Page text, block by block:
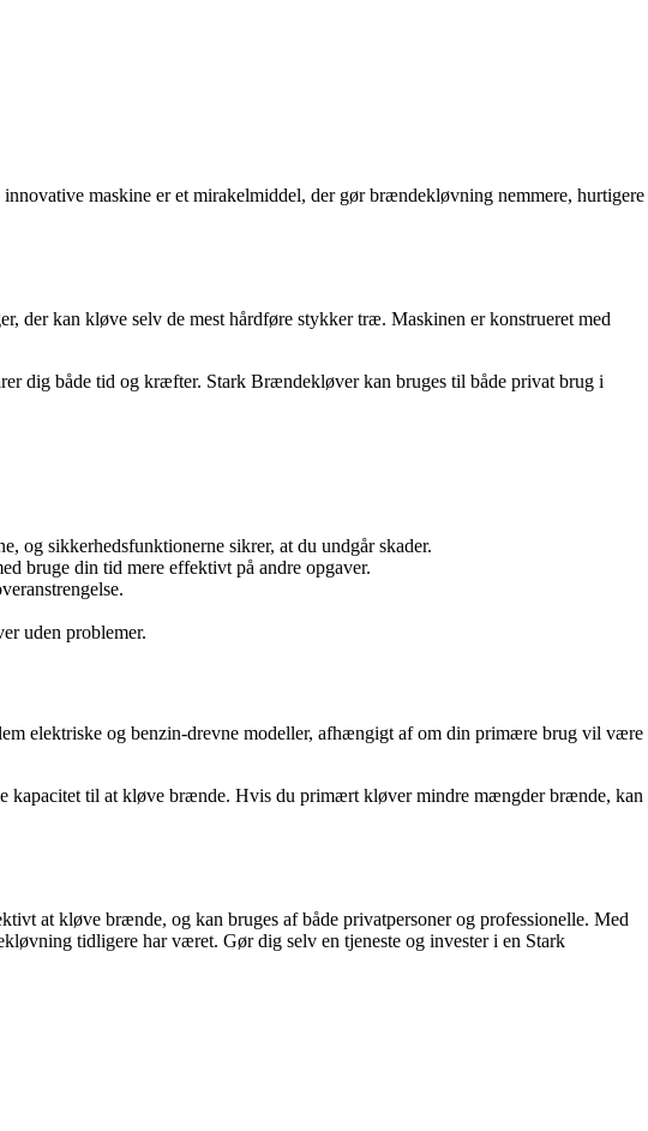
maskine er et mirakelmiddel, der gør brændekløvning nemmere, hurtigere
der kan kløve selv de mest hårdføre stykker træ. Maskinen er konstrueret med
dig både tid og kræfter. Stark Brændekløver kan bruges til både privat brug i
og sikkerhedsfunktionerne sikrer, at du undgår skader.
bruge din tid mere effektivt på andre opgaver.
uden problemer.
elektriske og benzin-drevne modeller, afhængigt af om din primære brug vil være
kapacitet til at kløve brænde. Hvis du primært kløver mindre mængder brænde, kan
at kløve brænde, og kan bruges af både privatpersoner og professionelle. Med
tidligere har været. Gør dig selv en tjeneste og invester i en Stark